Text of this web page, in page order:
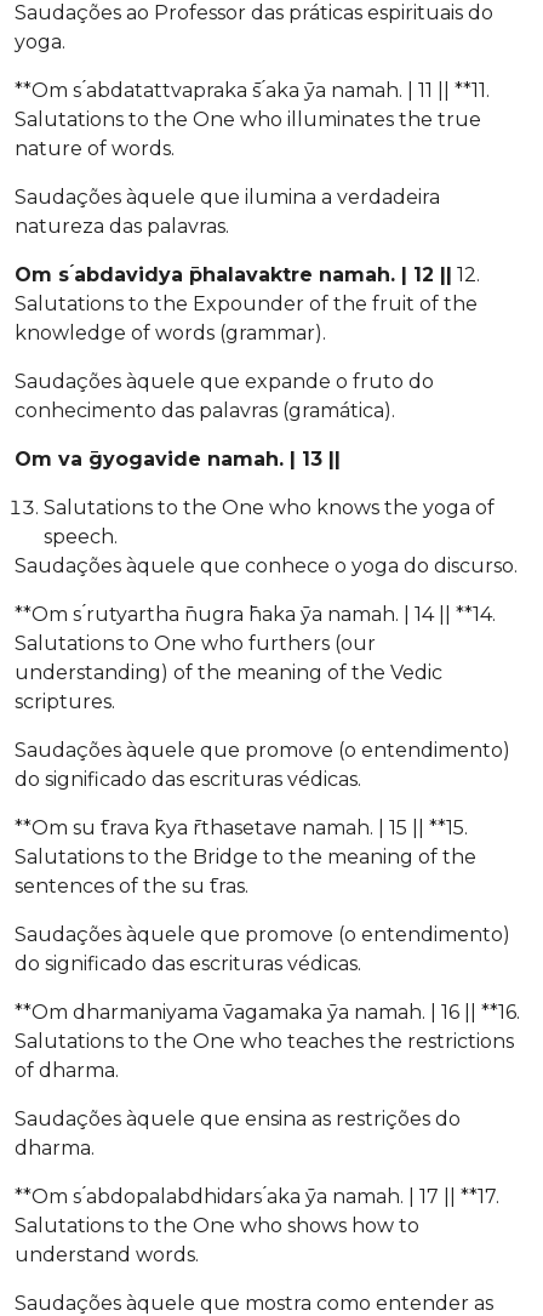
Saudações ao Professor das práticas espirituais do
yoga.
**Om s ́abdatattvapraka ̄s ́aka ̄ya namah. | 11 || **11.
Salutations to the One who illuminates the true
nature of words.
Saudações àquele que ilumina a verdadeira
natureza das palavras.
Om s ́abdavidya ̄phalavaktre namah. | 12 || 12.
Salutations to the Expounder of the fruit of the
knowledge of words (grammar).
Saudações àquele que expande o fruto do
conhecimento das palavras (gramática).
Om va ̄gyogavide namah. | 13 ||
Salutations to the One who knows the yoga of
speech.
Saudações àquele que conhece o yoga do discurso.
**Om s ́rutyartha ̄nugra ̄haka ̄ya namah. | 14 || **14.
Salutations to One who furthers (our
understanding) of the meaning of the Vedic
scriptures.
Saudações àquele que promove (o entendimento)
do significado das escrituras védicas.
**Om su ̄trava ̄kya ̄rthasetave namah. | 15 || **15.
Salutations to the Bridge to the meaning of the
sentences of the su ̄tras.
Saudações àquele que promove (o entendimento)
do significado das escrituras védicas.
**Om dharmaniyama ̄vagamaka ̄ya namah. | 16 || **16.
Salutations to the One who teaches the restrictions
of dharma.
Saudações àquele que ensina as restrições do
dharma.
**Om s ́abdopalabdhidars ́aka ̄ya namah. | 17 || **17.
Salutations to the One who shows how to
understand words.
Saudações àquele que mostra como entender as